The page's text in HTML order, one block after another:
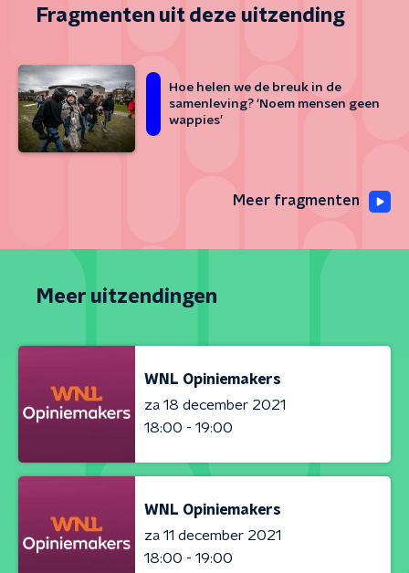
Fragmenten uit deze uitzending
Hoe helen we de breuk in de
samenleving? ‘Noem mensen geen
wappies’
Meer fragmenten
Meer uitzendingen
WNL Opiniemakers
za 18 december 2021
18:00 - 19:00
WNL Opiniemakers
za 11 december 2021
18:00 - 19:00